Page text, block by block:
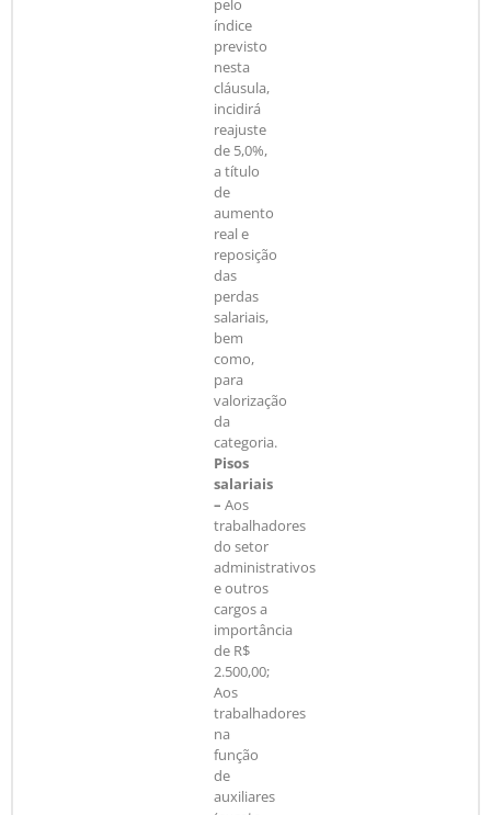
pelo
índice
previsto
nesta
cláusula,
incidirá
reajuste
de 5,0%,
a título
de
aumento
real e
reposição
das
perdas
salariais,
bem
como,
para
valorização
da
categoria.
Pisos
salariais
– Aos
trabalhadores
do setor
administrativos
e outros
cargos a
importância
de R$
2.500,00;
Aos
trabalhadores
na
função
de
auxiliares